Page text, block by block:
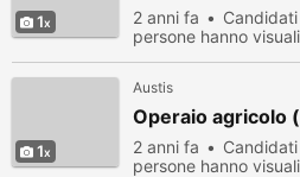
1 2 anni fa
persone hanno
1
Austis
Operaio agricolo
2 anni fa
persone hanno